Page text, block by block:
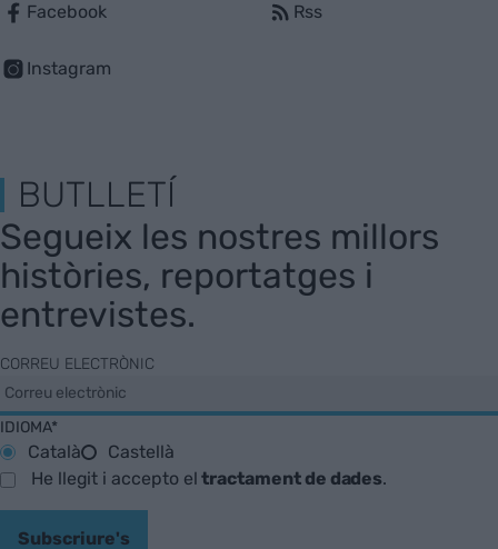
Facebook
Instagram
Rss
BUTLLETÍ
Segueix les nostres millors
històries, reportatges i
entrevistes.
CORREU ELECTRÒNIC
IDIOMA*
Català
Castellà
He llegit i accepto eltractament de dades.
Subscriure's